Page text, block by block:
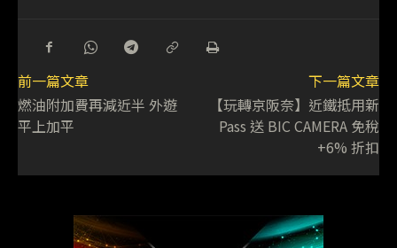
前一篇文章
燃油附加費再減近半 外遊
平上加平
下一篇文章
【玩轉京阪奈】近鐵抵用新
Pass 送 BIC CAMERA 免稅
+6% 折扣